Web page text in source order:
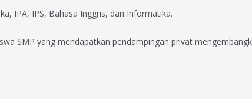
IPA, IPS, Bahasa Inggris, dan Informatika.
SMP yang mendapatkan pendampingan privat